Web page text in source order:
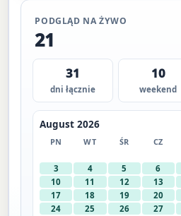
PODGLĄD NA ŻYWO
21
31
dni łącznie
10
weekend
August 2026
PN WT ŚR CZ
3
4 5 6
10
11 12 13
17
18 19 20
24
25 26 27